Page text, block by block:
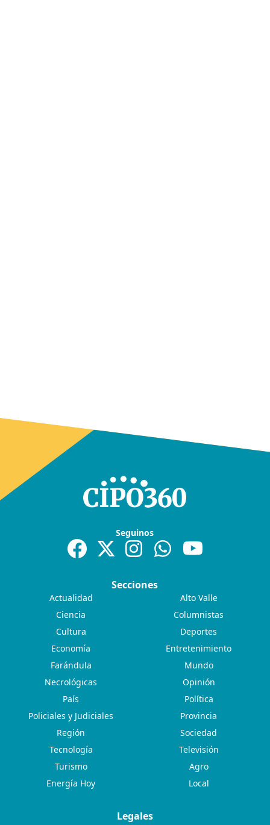
Seguinos
Secciones
Actualidad
Alto Valle
Ciencia
Columnistas
Cultura
Deportes
Economía
Entretenimiento
Farándula
Mundo
Necrológicas
Opinión
País
Política
Policiales y Judiciales
Provincia
Región
Sociedad
Tecnología
Televisión
Turismo
Agro
Energía Hoy
Local
Legales